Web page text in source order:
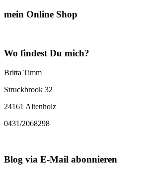
mein Online Shop
Wo findest Du mich?
Britta Timm
Struckbrook 32
24161 Altenholz
0431/2068298
Blog via E-Mail abonnieren